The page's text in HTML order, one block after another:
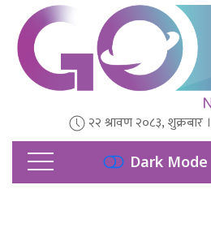
२२ श्रावण २०८३,
Dark Mode